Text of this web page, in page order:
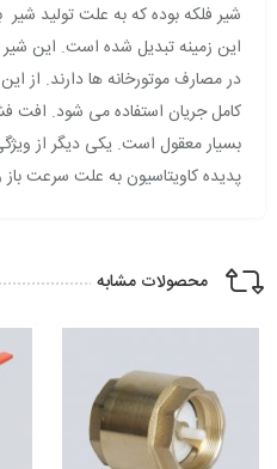
شیر فلکه بوده که به علت تولید
این زمینه تبدیل شده است. این شیر
در مصارف موتورخانه ها دارند. از
کامل جریان استفاده می شود. افت
بسیار معقول است. یکی دیگر از
پدیده کاویتاسیون به علت سرعت
محصولات مشابه